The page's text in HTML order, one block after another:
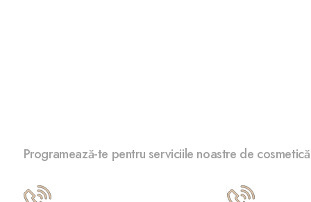
Programează-te pentru serviciile noastre de
Palas Mall